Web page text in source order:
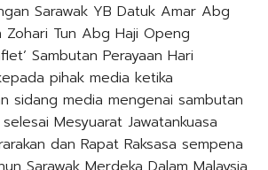
Sarawak YB Datuk Amar Abg
Zohari Tun Abg Haji Openg
Sambutan Perayaan Hari
pihak media ketika
sidang media mengenai sambutan
Mesyuarat Jawatankuasa
dan Rapat Raksasa sempena